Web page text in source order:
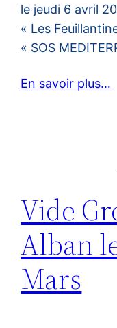
le jeudi 6 avril
« Les
« SOS
En savoir plus…
Vide
Alban
Mars